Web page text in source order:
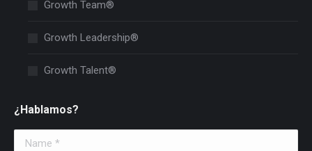
Growth Team®
Growth Leadership®
Growth Talent®
¿Hablamos?
Name *